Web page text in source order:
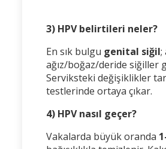
3) HPV belirtileri neler?
En sık bulgu genital siğil;
ağız/boğaz/deride siğiller
Serviksteki değişiklikler
testlerinde ortaya çıkar.
4) HPV nasıl geçer?
Vakalarda büyük oranda